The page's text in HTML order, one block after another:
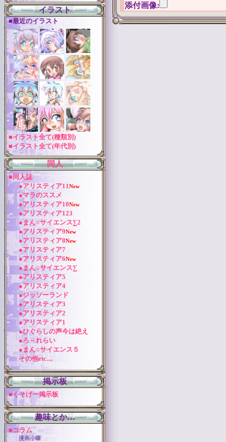
イラスト
■最近のイラスト
■イラスト全て(種類別)
■イラスト全て(年代別)
同人
■同人誌
●アリスティア11New
●マラのススメ
●アリスティア10New
●アリスティア123
●まん○サイエンス∑2
●アリスティア9New
●アリスティア8New
●アリスティア7
●アリスティア6New
●まん○サイエンス∑
●アリスティア5
●アリスティア4
●ジッソーランド
●アリスティア3
●アリスティア2
●アリスティア1
●ひぐらしの声今は絶え
●ろ～れらい
●まん○サイエンス５
その他etc....
掲示板
■くそげー掲示板
趣味とか…
■コラム
漫画小噺
添付画像: